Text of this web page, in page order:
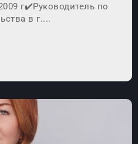
г✔️Руководитель по
в г....